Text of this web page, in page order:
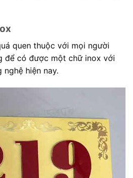
quen thuộc với mọi người
để có được một chữ inox với
hiện nay.